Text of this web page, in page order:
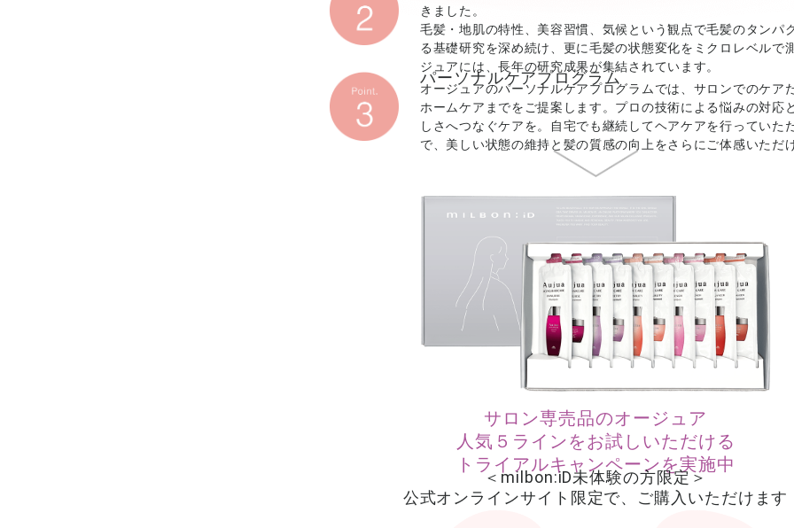
きました。
毛髪・地肌の特性、美容習慣、気候という観点で毛髪のタンパ
る基礎研究を深め続け、更に毛髪の状態変化をミクロレベルで
ジュアには、長年の研究成果が集結されています。
パーソナルケアプログラム
オージュアのパーソナルケアプログラムでは、サロンでのケア
ホームケアまでをご提案します。プロの技術による悩みの対応
しさへつなぐケアを。自宅でも継続してヘアケアを行っていた
で、美しい状態の維持と髪の質感の向上をさらにご体感いただ
サロン専売品のオージュア
人気５ラインをお試しいただける
トライアルキャンペーンを実施中
＜milbon:iD未体験の方限定＞
公式オンラインサイト限定で、ご購入いただけます